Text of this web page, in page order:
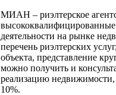
МИАН – риэлтерское
деятельности на рынке
перечень риэлтерских
объекта, представление
можно получить и
реализацию недвижимости,
10%.